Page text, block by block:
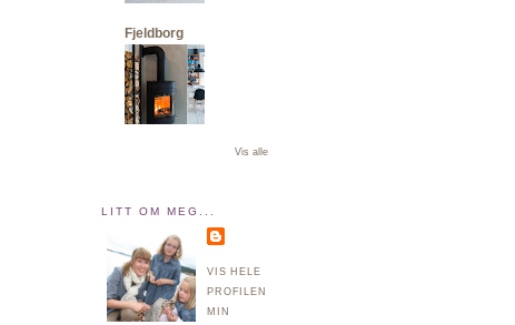
Fjeldborg
Vis alle
LITT OM MEG...
VIS HELE
PROFILEN
MIN